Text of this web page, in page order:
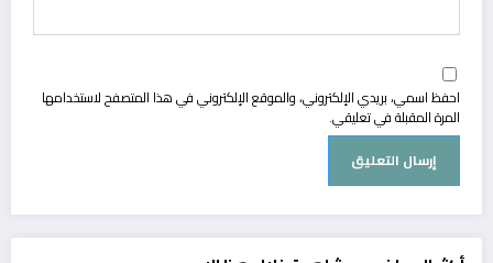
احفظ اسمي، بريدي الإلكتروني، والموقع الإلكتروني في هذا المتصفح لاستخدامها
المرة المقبلة في تعليقي.